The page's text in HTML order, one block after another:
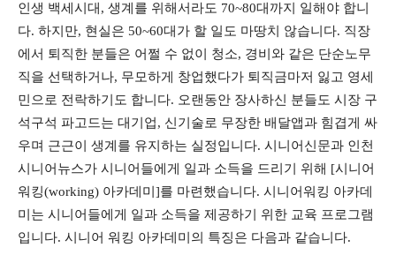
인생 백세시대, 생계를 위해서라도 70~80대까지 일해야 합니
다. 하지만, 현실은 50~60대가 할 일도 마땅치 않습니다. 직장
에서 퇴직한 분들은 어쩔 수 없이 청소, 경비와 같은 단순노무
직을 선택하거나, 무모하게 창업했다가 퇴직금마저 잃고 영세
민으로 전락하기도 합니다. 오랜동안 장사하신 분들도 시장 구
석구석 파고드는 대기업, 신기술로 무장한 배달앱과 힘겹게 싸
우며 근근이 생계를 유지하는 실정입니다. 시니어신문과 인천
시니어뉴스가 시니어들에게 일과 소득을 드리기 위해 [시니어
워킹(working) 아카데미]를 마련했습니다. 시니어워킹 아카데
미는 시니어들에게 일과 소득을 제공하기 위한 교육 프로그램
입니다. 시니어 워킹 아카데미의 특징은 다음과 같습니다.